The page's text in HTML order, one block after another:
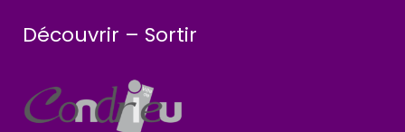
Découvrir – Sortir